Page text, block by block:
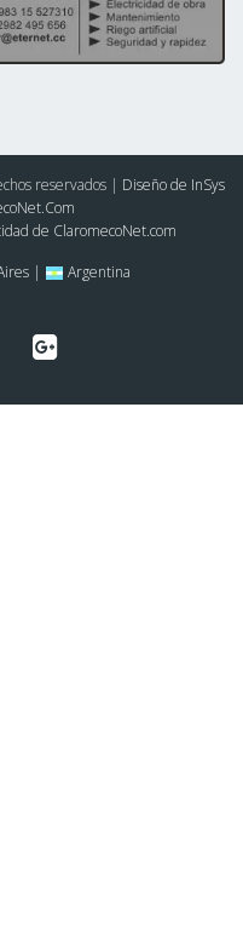
reservados | Diseño de InSys
de ClaromecoNet.com
| Argentina